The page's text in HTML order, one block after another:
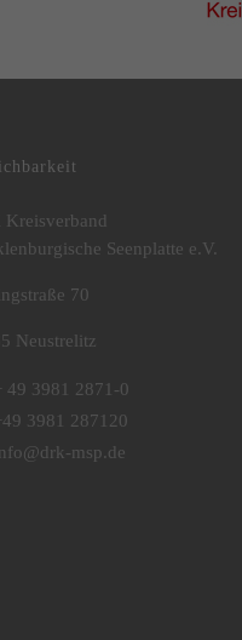
Kreisverband
Seenplatte e.V.
70
Neustrelitz
49 3981 2871-0
3981 287120
msp.de